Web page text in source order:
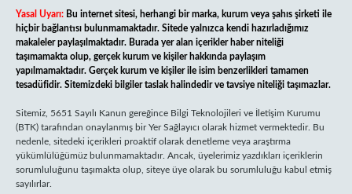
Yasal Uyarı: Bu internet sitesi, herhangi bir marka, kurum veya şahıs şirketi ile
hiçbir bağlantısı bulunmamaktadır. Sitede yalnızca kendi hazırladığımız
makaleler paylaşılmaktadır. Burada yer alan içerikler haber niteliği
taşımamakta olup, gerçek kurum ve kişiler hakkında paylaşım
yapılmamaktadır. Gerçek kurum ve kişiler ile isim benzerlikleri tamamen
tesadüfidir. Sitemizdeki bilgiler taslak halindedir ve tavsiye niteliği taşımazlar.
Sitemiz, 5651 Sayılı Kanun gereğince Bilgi Teknolojileri ve İletişim Kurumu
(BTK) tarafından onaylanmış bir Yer Sağlayıcı olarak hizmet vermektedir. Bu
nedenle, sitedeki içerikleri proaktif olarak denetleme veya araştırma
yükümlülüğümüz bulunmamaktadır. Ancak, üyelerimiz yazdıkları içeriklerin
sorumluluğunu taşımakta olup, siteye üye olarak bu sorumluluğu kabul etmiş
sayılırlar.